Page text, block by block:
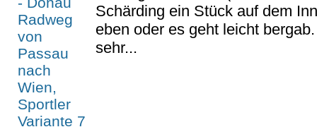
Schärding ein Stück auf dem
eben oder es geht leicht
sehr...